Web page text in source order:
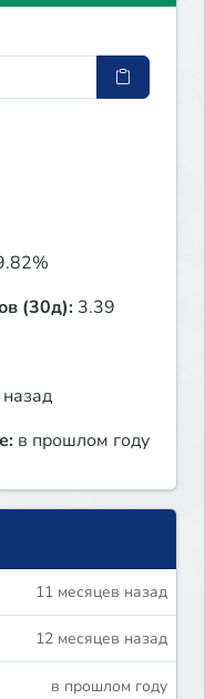
(30д): 3.39
в прошлом году
11 месяцев назад
12 месяцев назад
в прошлом году